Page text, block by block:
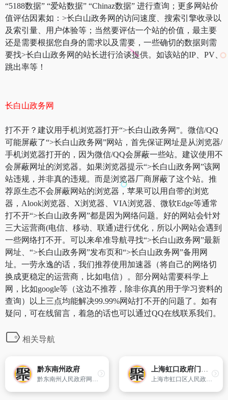
“5188数据” “爱站数据” “Chinaz数据” 进行查询；更多网站价
值评估因素如：>长白山政务网的访问速度、搜索引擎收录以
及索引量、用户体验等；当然要评估一个站的价值，最主要
还是需要根据您自身的需求以及需要，一些确切的数据则需
要找>长白山政务网的站长进行洽谈提供。如该站的IP、PV、
跳出率等！
长白山政务网
打不开？建议用手机浏览器打开“>长白山政务网”。微信/QQ
可能屏蔽了“>长白山政务网”网站，首先保证网址是从浏览器/
手机浏览器打开的，因为微信/QQ会屏蔽一些站。建议使用不
会屏蔽网址的浏览器。如果浏览器提示“>长白山政务网”该网
站违规，并非真的违规。而是浏览器厂商屏蔽了这个站。推
荐原生态不会屏蔽网站的浏览器，苹果可以用自带的浏览
器，Alook浏览器、X浏览器、VIA浏览器、微软Edge等通常
打不开“>长白山政务网”都是因为网络问题。好的网站会针对
三大运营商(电信、移动、联通)进行优化，所以小网站会遇到
一些网络打不开。可以来牟准导航寻找“>长白山政务网”最新
网址、“>长白山政务网”发布页和“>长白山政务网”备用网
址。一劳永逸的话，我们推荐使用加速器（将自己的网络切
换成更稳定的运营商，比如电信）。部分网站需要科学上
网，比如google等（这边不推荐，除非你真的用于学习资料的
查询）以上三点均能解决99.99%网站打不开的问题了。如有
疑问，可在线留言，着急的话也可以通过QQ在线联系我们。
相关导航
黔东南州政府
黔东南州人民政府网站是黔东南州人民政府公开政务,加强政民沟通,服务百姓,服务企业的窗口。主要内容有信息公开、招商引资、在线服务、公众参与等。
上海虹口政府门户网
上海市虹口区人民政府官方网站